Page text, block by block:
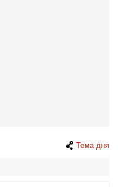
Тема дня